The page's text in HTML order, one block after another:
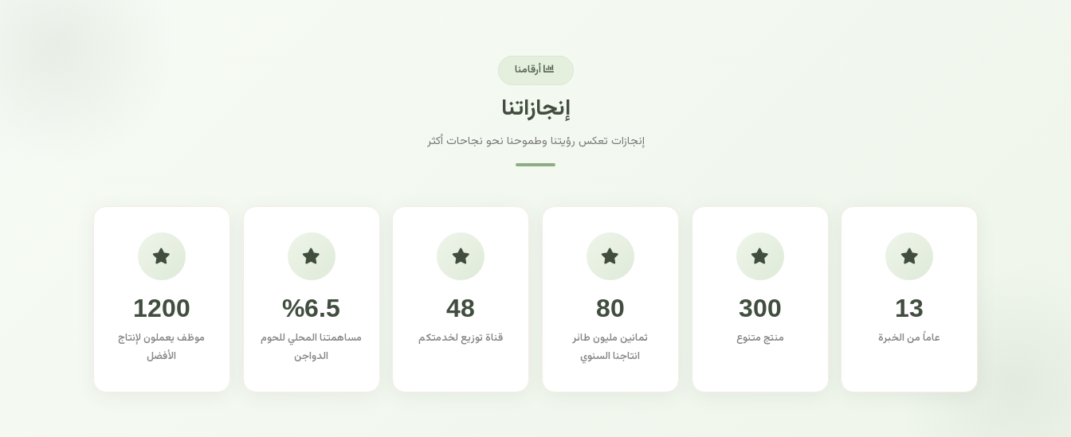
أرقامنا
إنجازاتنا
إنجازات تعكس رؤيتنا وطموحنا نحو نجاحات أكثر
13
عاماً من الخبرة
300
منتج متنوع
80
ثمانين مليون طائر
انتاجنا السنوي
48
قناة توزيع لخدمتكم
%6.5
مساهمتنا المحلي للحوم
الدواجن
1200
موظف يعملون لإنتاج
الأفضل